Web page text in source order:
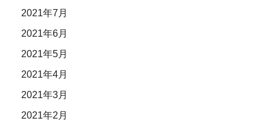
2021年7月
2021年6月
2021年5月
2021年4月
2021年3月
2021年2月